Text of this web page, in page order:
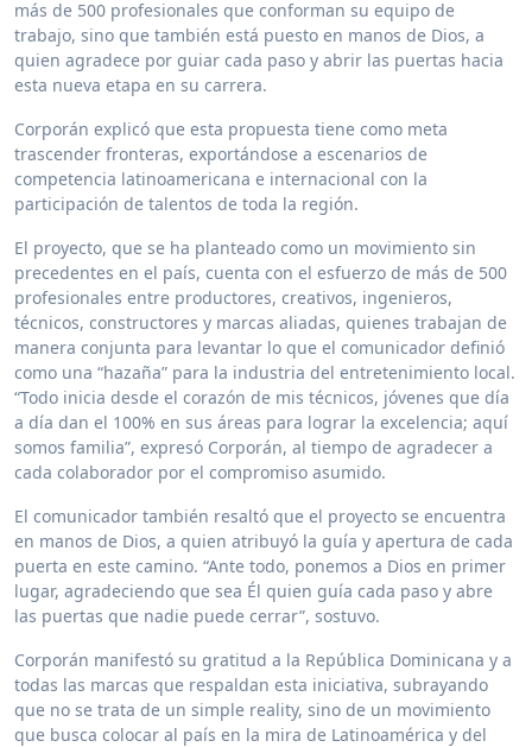
más de 500 profesionales que conforman su equipo de
trabajo, sino que también está puesto en manos de Dios, a
quien agradece por guiar cada paso y abrir las puertas hacia
esta nueva etapa en su carrera.
Corporán explicó que esta propuesta tiene como meta
trascender fronteras, exportándose a escenarios de
competencia latinoamericana e internacional con la
participación de talentos de toda la región.
El proyecto, que se ha planteado como un movimiento sin
precedentes en el país, cuenta con el esfuerzo de más de 500
profesionales entre productores, creativos, ingenieros,
técnicos, constructores y marcas aliadas, quienes trabajan de
manera conjunta para levantar lo que el comunicador definió
como una “hazaña” para la industria del entretenimiento local.
“Todo inicia desde el corazón de mis técnicos, jóvenes que día
a día dan el 100% en sus áreas para lograr la excelencia; aquí
somos familia”, expresó Corporán, al tiempo de agradecer a
cada colaborador por el compromiso asumido.
El comunicador también resaltó que el proyecto se encuentra
en manos de Dios, a quien atribuyó la guía y apertura de cada
puerta en este camino. “Ante todo, ponemos a Dios en primer
lugar, agradeciendo que sea Él quien guía cada paso y abre
las puertas que nadie puede cerrar”, sostuvo.
Corporán manifestó su gratitud a la República Dominicana y a
todas las marcas que respaldan esta iniciativa, subrayando
que no se trata de un simple reality, sino de un movimiento
que busca colocar al país en la mira de Latinoamérica y del